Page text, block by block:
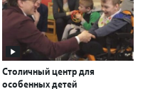
Столичный центр для
особенных детей